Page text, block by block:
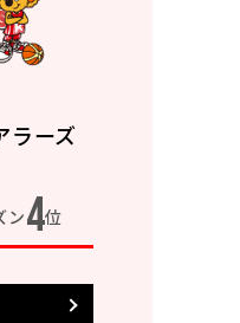
ラーズ
ン4位